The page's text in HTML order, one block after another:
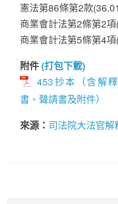
憲法第86條第2款
商業會計法第2條第2
商業會計法第5條第4
附件(打包下載)
453抄本（含解
書、聲請書及附件）
來源： 司法院大法官解
Prev Post